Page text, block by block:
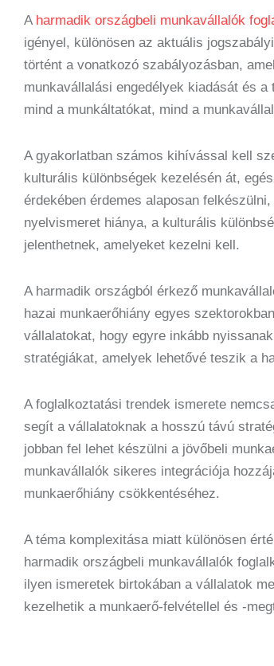
A harmadik országbeli munkavállalók
igényel, különösen az aktuális
történt a vonatkozó szabályozásban,
munkavállalási engedélyek kiadását és
mind a munkáltatókat, mind a
A gyakorlatban számos kihívással kell
kulturális különbségek kezelésén át,
érdekében érdemes alaposan
nyelvismeret hiánya, a kulturális
jelenthetnek, amelyeket kezelni kell.
A harmadik országból érkező
hazai munkaerőhiány egyes
vállalatokat, hogy egyre inkább
stratégiákat, amelyek lehetővé teszik a
A foglalkoztatási trendek ismerete
segít a vállalatoknak a hosszú távú
jobban fel lehet készülni a jövőbeli
munkavállalók sikeres integrációja
munkaerőhiány csökkentéséhez.
A téma komplexitása miatt különösen
harmadik országbeli munkavállalók
ilyen ismeretek birtokában a vállalatok
kezelhetik a munkaerő-felvétellel és -